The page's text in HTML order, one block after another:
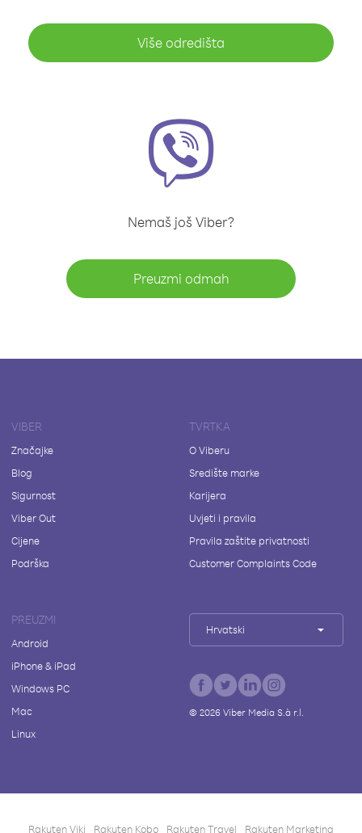
Više odredišta
Nemaš još Viber?
Preuzmi odmah
VIBER
Značajke
Blog
Sigurnost
Viber Out
Cijene
Podrška
TVRTKA
O Viberu
Središte marke
Karijera
Uvjeti i pravila
Pravila zaštite privatnosti
Customer Complaints Code
PREUZMI
Android
iPhone & iPad
Windows PC
Mac
Linux
Hrvatski
© 2026Viber Media S.à r.l.
Rakuten Viki Rakuten Kobo Rakuten Travel Rakuten Marketing